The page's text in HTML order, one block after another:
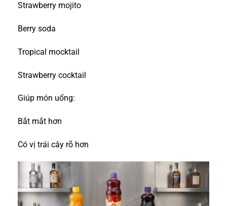
Strawberry mojito
Berry soda
Tropical mocktail
Strawberry cocktail
Giúp món uống:
Bắt mắt hơn
Có vị trái cây rõ hơn